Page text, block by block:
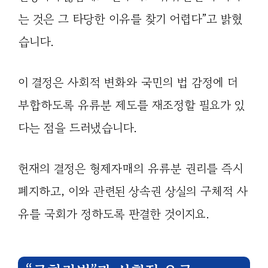
는 것은 그 타당한 이유를 찾기 어렵다”고 밝혔
습니다.
이 결정은 사회적 변화와 국민의 법 감정에 더
부합하도록 유류분 제도를 재조정할 필요가 있
다는 점을 드러냈습니다.
헌재의 결정은 형제자매의 유류분 권리를 즉시
폐지하고, 이와 관련된 상속권 상실의 구체적 사
유를 국회가 정하도록 판결한 것이지요.